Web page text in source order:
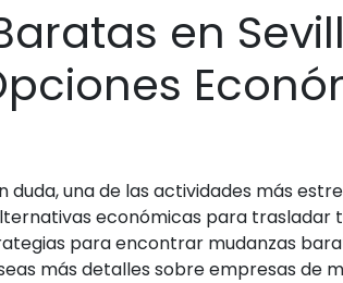
en
duda, una de las actividades más
económicas para
para encontrar mudanzas
más detalles sobre empresas de